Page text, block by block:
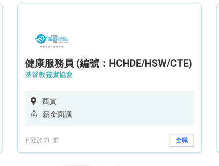
健康服務員 (編號：HCHDE/HSW/CTE)
基督教靈實協會
西貢
薪金面議
刊登於 2日前 全職